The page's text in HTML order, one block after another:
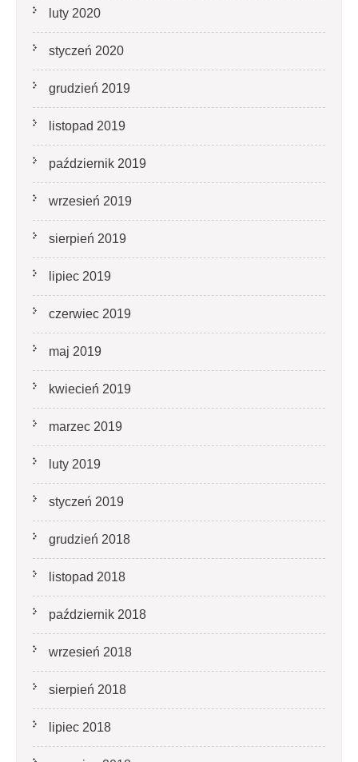
luty 2020
styczeń 2020
grudzień 2019
listopad 2019
październik 2019
wrzesień 2019
sierpień 2019
lipiec 2019
czerwiec 2019
maj 2019
kwiecień 2019
marzec 2019
luty 2019
styczeń 2019
grudzień 2018
listopad 2018
październik 2018
wrzesień 2018
sierpień 2018
lipiec 2018